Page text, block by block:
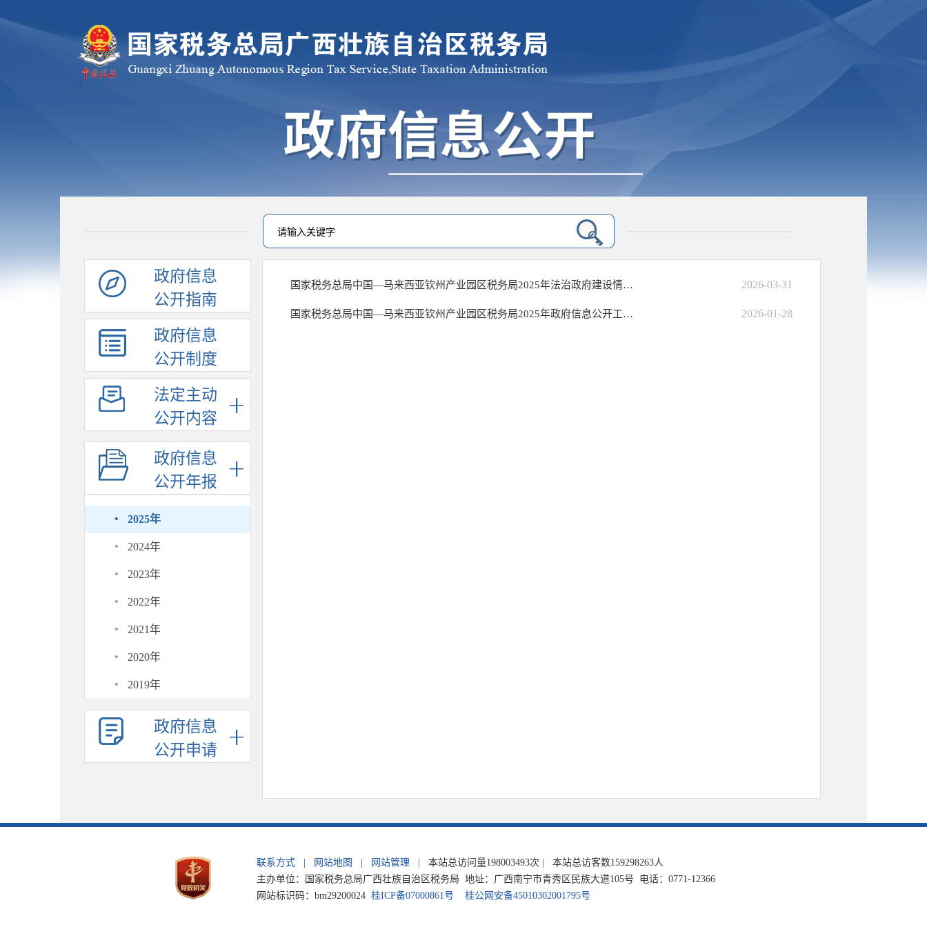
政府信息
公开指南
政府信息
公开制度
法定主动
公开内容
政府信息
公开年报
· 2025年
· 2024年
· 2023年
· 2022年
· 2021年
· 2020年
· 2019年
政府信息
公开申请
国家税务总局中国—马来西亚钦州产业园区税务局2025年法治政府建设情况报告 2026-03-31
国家税务总局中国—马来西亚钦州产业园区税务局2025年政府信息公开工作年度报告 2026-01-28
联系方式 网站地图 网站管理 本站总访问量198003493次 本站总访客数159298263人
主办单位：国家税务总局广西壮族自治区税务局 地址：广西南宁市青秀区民族大道105号 电话：0771-12366
网站标识码：bm29200024 桂ICP备07000861号 桂公网安备45010302001795号